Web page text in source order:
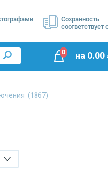
Сохранность
соответствует
0 на 0.00
(1867)